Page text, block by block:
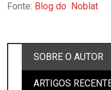
Fonte: Blog do Noblat
SOBRE O AUTOR
ARTIGOS